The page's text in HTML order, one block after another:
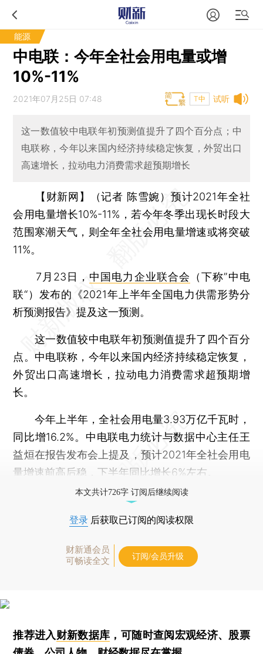
能源
中电联：今年全社会用电量或增
10%-11%
试听
2021年07月25日 07:48 T中
这一数值较中电联年初预测值提升了四个百分点；中
电联称，今年以来国内经济持续稳定恢复，外贸出口
高速增长，拉动电力消费需求超预期增长
【财新网】（记者 陈雪婉） 预计2021年全社
会用电量增长10%-11%，若今年冬季出现长时段大
范围寒潮天气，则全年全社会用电量增速或将突破
11%。
7月23日， 中国电力企业联合会 （下称”中电
联“）发布的《2021年上半年全国电力供需形势分
析预测报告》提及这一预测。
这一数值较中电联年初预测值提升了四个百分
点。中电联称，今年以来国内经济持续稳定恢复，
外贸出口高速增长，拉动电力消费需求超预期增
长。
今年上半年，全社会用电量3.93万亿千瓦时，
同比增16.2%。中电联电力统计与数据中心主任王
益烜在报告发布会上提及，预计2021年全社会用电
量增速前高后稳，下半年同比增长6%左右。
本文共计726字 订阅后继续阅读
登录 后获取已订阅的阅读权限
财新通会员
可畅读全文
订阅/会员升级
推荐进入财新数据库 ，可随时查阅宏观经济、股票